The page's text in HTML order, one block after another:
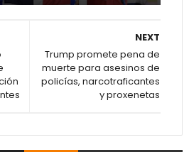
NEXT
Trump promete pena de
muerte para asesinos de
policías, narcotraficantes
y proxenetas